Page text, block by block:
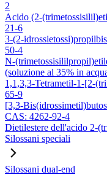
2
Acido (2-
21-6
3-(2-
50-4
N-
(soluzione al 35% in
1,1,3,3-Tetrametil-1-[2-
65-9
[3,3-
CAS: 4262-92-4
Dietilestere dell'acido 2-
Silossani speciali
Silossani dual-end